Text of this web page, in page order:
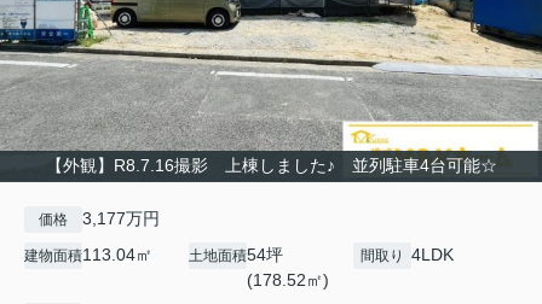
【外観】R8.7.16撮影 上棟しました♪ 並列駐車4台可能☆
価格 3,177万円
建物面積113.04㎡ 土地面積54坪
(178.52㎡)
間取り 4LDK